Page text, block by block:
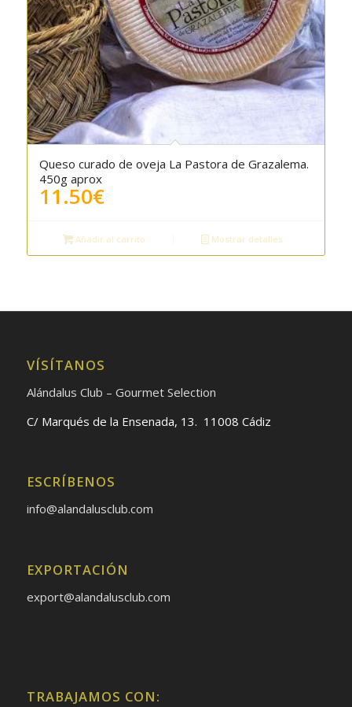
Queso curado de oveja La Pastora de Grazalema.
450g aprox
11.50€
Añadir al carrito Mostrar detalles
VÍSÍTANOS
Alándalus Club – Gourmet Selection
C/ Marqués de la Ensenada, 13. 11008 Cádiz
ESCRÍBENOS
info@alandalusclub.com
EXPORTACIÓN
export@alandalusclub.com
TRABAJAMOS CON: